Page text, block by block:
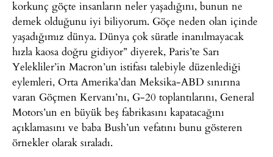
korkunç göçte insanların neler yaşadığını, bunun ne
demek olduğunu iyi biliyorum. Göçe neden olan içinde
yaşadığımız dünya. Dünya çok süratle inanılmayacak
hızla kaosa doğru gidiyor” diyerek, Paris’te Sarı
Yelekliler’in Macron’un istifası talebiyle düzenlediği
eylemleri, Orta Amerika’dan Meksika-ABD sınırına
varan Göçmen Kervanı’nı, G-20 toplantılarını, General
Motors’un en büyük beş fabrikasını kapatacağını
açıklamasını ve baba Bush’un vefatını bunu gösteren
örnekler olarak sıraladı.